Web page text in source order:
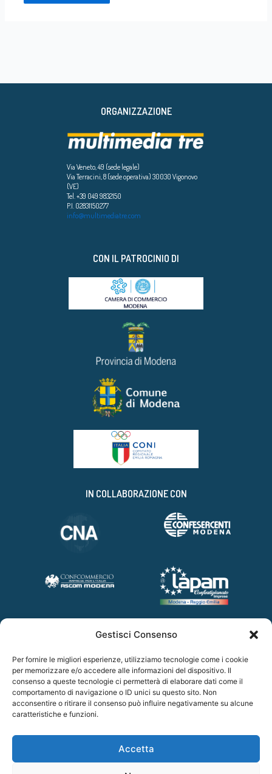
Gestisci Consenso
Per fornire le migliori esperienze, utilizziamo tecnologie come i cookie
per memorizzare e/o accedere alle informazioni del dispositivo. Il
consenso a queste tecnologie ci permetterà di elaborare dati come il
comportamento di navigazione o ID unici su questo sito. Non
acconsentire o ritirare il consenso può influire negativamente su alcune
caratteristiche e funzioni.
Accetta
ORGANIZZAZIONE
Via Veneto, 49 (sede legale)
Via Terracini, 8 (sede operativa) 30030 Vigonovo
(VE)
Tel. +39 049 9832150
P.I. 02831150277
info@multimediatre.com
CON IL PATROCINIO DI
IN COLLABORAZIONE CON
PARTNER